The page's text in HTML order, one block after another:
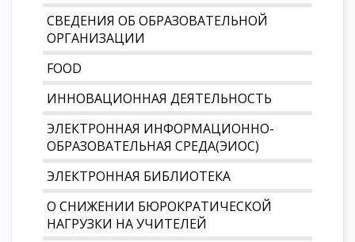
СВЕДЕНИЯ ОБ ОБРАЗОВАТЕЛЬНОЙ
ОРГАНИЗАЦИИ
FOOD
ИННОВАЦИОННАЯ ДЕЯТЕЛЬНОСТЬ
ЭЛЕКТРОННАЯ ИНФОРМАЦИОННО-
ОБРАЗОВАТЕЛЬНАЯ СРЕДА(ЭИОС)
ЭЛЕКТРОННАЯ БИБЛИОТЕКА
О СНИЖЕНИИ БЮРОКРАТИЧЕСКОЙ
НАГРУЗКИ НА УЧИТЕЛЕЙ